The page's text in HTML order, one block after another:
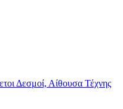
Δεσμοί, Αίθουσα Τέχνης